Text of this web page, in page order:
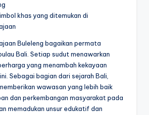
khas yang ditemukan di
Buleleng bagaikan permata
Bali. Setiap sudut menawarkan
yang menambah kekayaan
Sebagai bagian dari sejarah Bali,
wawasan yang lebih baik
dan perkembangan masyarakat pada
memadukan unsur edukatif dan